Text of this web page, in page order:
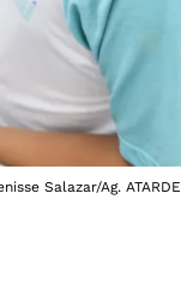
Salazar/Ag. ATARDE